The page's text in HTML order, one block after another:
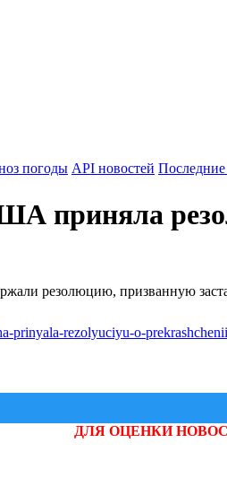
погоды API новостей
приняла
резолюцию, призванную
prinyala-rezolyuciyu-o-
ДЛЯ ОЦЕНКИ